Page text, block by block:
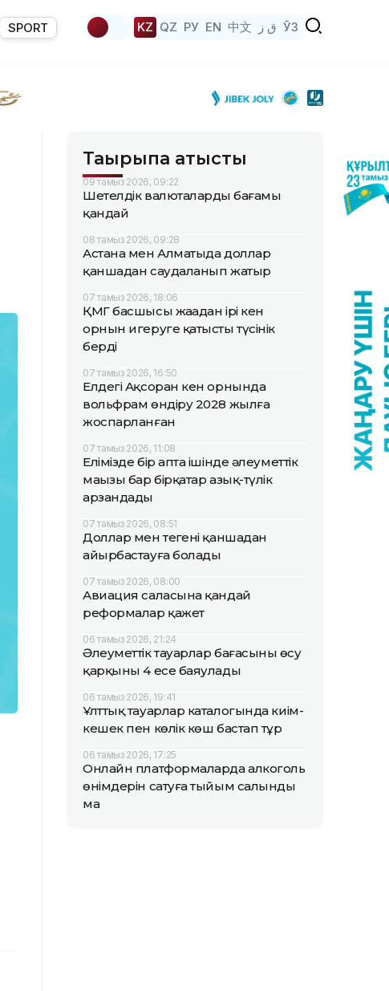
SPORT KZ QZ РУ EN 中文 ق ز ЎЗ
Тақырыпқа қатысты
09 тамыз 2026, 09:22
Шетелдік валюталардың бағамы
қандай
08 тамыз 2026, 09:28
Астана мен Алматыда доллар
қаншадан саудаланып жатыр
07 тамыз 2026, 18:06
ҚМГ басшысы жаңадан ірі кен
орнын игеруге қатысты түсінік
берді
07 тамыз 2026, 16:50
Елдегі Ақсоран кен орнында
вольфрам өндіру 2028 жылға
жоспарланған
07 тамыз 2026, 11:08
Елімізде бір апта ішінде әлеуметтік
маңызы бар бірқатар азық-түлік
арзандады
07 тамыз 2026, 08:51
Доллар мен теңгені қаншадан
айырбастауға болады
07 тамыз 2026, 08:00
Авиация саласына қандай
реформалар қажет
06 тамыз 2026, 21:24
Әлеуметтік тауарлар бағасының өсу
қарқыны 4 есе баяулады
06 тамыз 2026, 19:41
Ұлттық тауарлар каталогында киім-
кешек пен көлік көш бастап тұр
06 тамыз 2026, 17:25
Онлайн платформаларда алкоголь
өнімдерін сатуға тыйым салынды
ма